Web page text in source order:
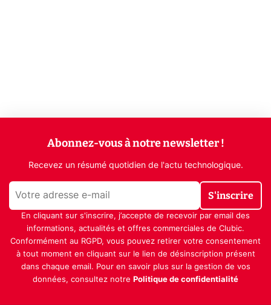
Abonnez-vous à notre newsletter !
Recevez un résumé quotidien de l'actu technologique.
S'inscrire
En cliquant sur s'inscrire, j’accepte de recevoir par email des
informations, actualités et offres commerciales de Clubic.
Conformément au RGPD, vous pouvez retirer votre consentement
à tout moment en cliquant sur le lien de désinscription présent
dans chaque email. Pour en savoir plus sur la gestion de vos
données, consultez notre Politique de confidentialité